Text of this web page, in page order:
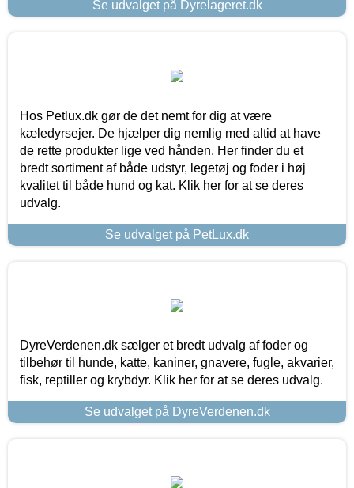
Se udvalget på Dyrelageret.dk
Hos Petlux.dk gør de det nemt for dig at være
kæledyrsejer. De hjælper dig nemlig med altid at have
de rette produkter lige ved hånden. Her finder du et
bredt sortiment af både udstyr, legetøj og foder i høj
kvalitet til både hund og kat. Klik her for at se deres
udvalg.
Se udvalget på PetLux.dk
DyreVerdenen.dk sælger et bredt udvalg af foder og
tilbehør til hunde, katte, kaniner, gnavere, fugle, akvarier,
fisk, reptiller og krybdyr. Klik her for at se deres udvalg.
Se udvalget på DyreVerdenen.dk